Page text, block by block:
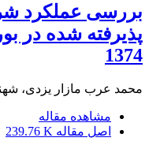
بررسی عملکرد
1374
محمد عرب مازار یزدی،
مشاهده مقاله
اصل مقاله 239.76 K